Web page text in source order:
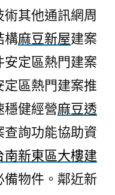
術其他通訊網周
構麻豆新屋建案
定區熱門建案
定區熱門建案推
穩健經營麻豆透
詢功能協助資
南新東區大樓建
物件。鄰近新